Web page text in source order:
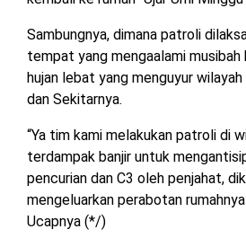
BAWANG
DPRD
TULANG
BARAT
DPRD
WAYKANAN
Sambungnya, dimana patroli
tempat yang mengaalami musibah
hujan lebat yang menguyur
dan Sekitarnya.
“Ya tim kami melakukan patroli di
terdampak banjir untuk
pencurian dan C3 oleh penjahat,
mengeluarkan perabotan
Ucapnya (*/)